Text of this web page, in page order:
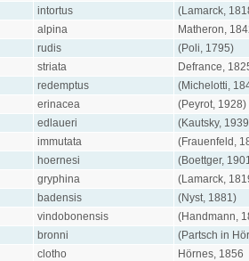
intortus
(Lamarck,
alpina
Matheron,
rudis
(Poli, 1795)
striata
Defrance,
redemptus
(Michelotti,
erinacea
(Peyrot, 1928)
edlaueri
(Kautsky,
immutata
(Frauenfeld,
hoernesi
(Boettger,
gryphina
(Lamarck,
badensis
(Nyst, 1881)
vindobonensis
(Handmann,
bronni
(Partsch in
clotho
Hörnes, 1856